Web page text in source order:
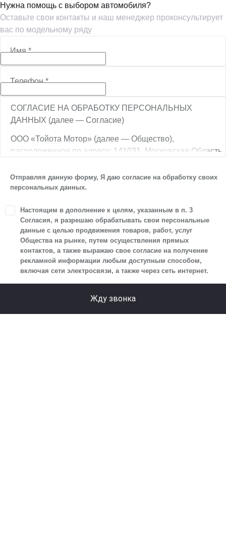
Нужна помощь с выбором автомобиля?
Оставьте свои контакты и наш менеджер проконсультирует
вас по модельному ряду
Имя*
Телефон*
СОГЛАСИЕ НА ОБРАБОТКУ ПЕРСОНАЛЬНЫХ
ДАННЫХ (далее — Согласие)
ООО «Тойота Мотор» (далее — Общество),
расположенное по адресу: 141031, Московская Область,
Автомобильный, стр. 5А/1, является оператором
персональных данных.
1. Настоящим я даю согласие Обществу на обработку
своих персональных данных, а именно: имени, отчества,
фамилии, контактных данных (включая номер телефона
и адрес электронной почты), адреса, сведений
о впечатлениях, интересах, предпочтениях
к автомобилю(-ям) и товарам/услугам, IP-адреса,
сайта, уникального идентификатора посетителя сайта,
предпочтительного времени и способа для контакта,
Отправляя данную форму, Я даю согласие на обработку своих
персональных данных.
Настоящим в дополнение к целям, указанным в п. 3
Согласия, я разрешаю обрабатывать свои персональные
данные с целью продвижения товаров, работ, услуг
Общества на рынке, путем осуществления прямых
контактов, а также выражаю свое согласие на получение
рекламной информации любым доступным способом,
включая сети электросвязи, а также через сеть интернет.
Жду звонка